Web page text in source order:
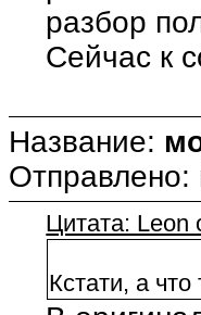
разбор
Сейчас к
Название:
Отправлено:
Цитата: Leon
Кстати, а